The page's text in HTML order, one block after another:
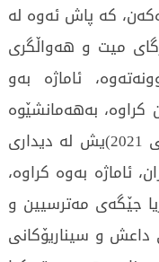
كە پاش ئەوە لە
ميت و هەواڵگرى
ئاماژە بەو
كراوە، بەهەمانشێوە
لە كۆبوونەوەى (21 كانونى يەكەمى 2021)يش لە ديدارى
ئاماژە بەوە كراوە،
جێگەى مەترسيين و
و سيناريۆكانى